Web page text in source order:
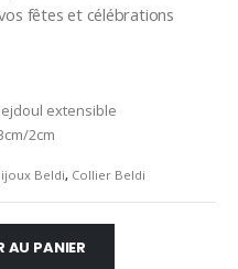
fêtes et célébrations
extensible
2cm
Beldi, Collier Beldi
AU PANIER